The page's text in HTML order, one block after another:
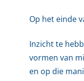
Op het einde
Inzicht te
vormen van
en op die